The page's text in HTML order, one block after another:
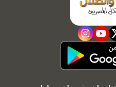
youtube
instagram